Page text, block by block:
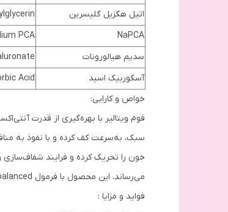
اتیل هگزیل گلیسرین
NaPCA
PCA
سدیم هیالورونات
آسکوربیک اسید
Acid
خواص و کارایی:
سبک، به‌سرعت کف کرده و با نفوذ به
خون را تحریک کرده و فرایند شفاف‌سازی
می‌رساند. این محصول با فرمول pH-balanced خود، پس از شستشو احساس کشیدگی یا خشکی به‌جا نمی‌گذارد و برای استفاده روزانه حتی ناحیه چشم مناسب است.
فواید و مزایا :